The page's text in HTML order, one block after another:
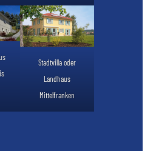
Stadtvilla oder
Landhaus
Mittelfranken